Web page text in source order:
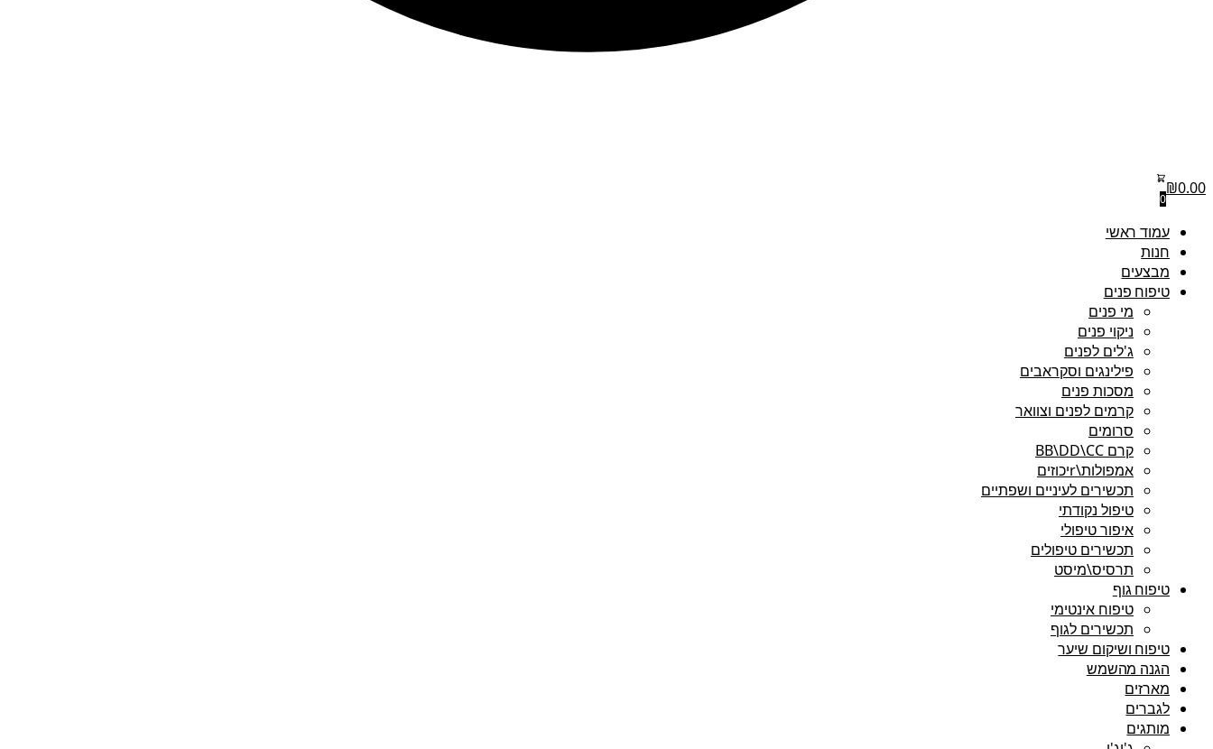
₪0.00
0
עמוד ראשי
חנות
מבצעים
טיפוח פנים
מי פנים
ניקוי פנים
ג'לים לפנים
פילינגים וסקראבים
מסכות פנים
קרמים לפנים וצוואר
סרומים
קרם BB\DD\CC
אמפולות\rיכוזים
תכשירים לעיניים ושפתיים
טיפול נקודתי
איפור טיפולי
תכשירים טיפולים
תרסיס\מיסט
טיפוח גוף
טיפוח אינטימי
תכשירים לגוף
טיפוח ושיקום שיער
הגנה מהשמש
מארזים
לגברים
מותגים